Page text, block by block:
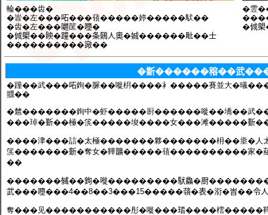
輪���齿�
�峕�左���𠰴���䕘�����婷�����䭾��
�齿�左���𡁻䒰�𡃏�
�𠉛㮾��眏�蹱���条𪆴人奧�娍������䀝��士
����������䜘��
�雴
�𠉛
�𣂼������穃��武
�蹱��武���𠰴銁�脲��嘥枂����衤�����賽並大�
䎚��
�㯄�������銁中�虾�����㕑������嘥��墧��武
���琸�𣂼��極�箲�����埈����女���滩
����津���誩�太極�������夥�������枏��烾�人
箲�������𣂼�奪女�鞾𩑈�����䕘����������家
��
�������𢒰��銁�嘥���������䭾鱻�㕑
武���𡃏���4��8��3���15�����䕘�表�𣶹�峕��令
奪���见�����������彤�嘥���𤦊����橒�����鞾